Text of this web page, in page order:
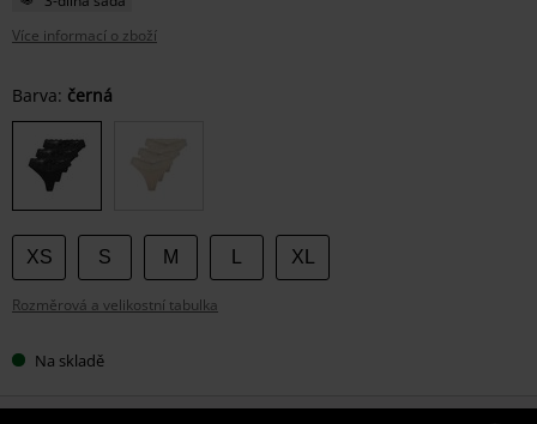
Více informací o zboží
Vyberte
si
velikost
Barva: černá
XS S M XL
Rozměrová a velikostní tabulka
Na skladě